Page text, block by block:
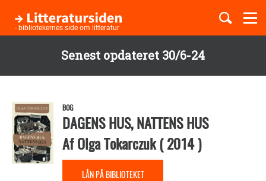
Senest opdateret 30/6-24
hovedindhold
- bibliotekernes side om litteratur
Børnebøger
Temaer
BOG
DAGENS HUS, NATTENS HUS
AfOlga Tokarczuk(2014)
LÅN PÅ BIBLIOTEKET